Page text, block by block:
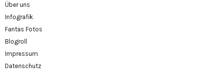
Über uns
Infografik
Fantas Fotos
Blogroll
Impressum
Datenschutz